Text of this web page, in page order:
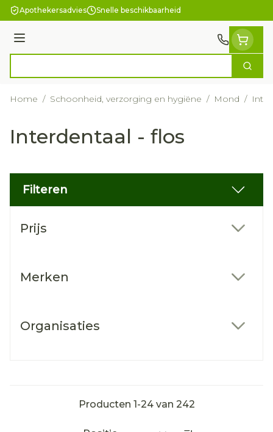
Ga naar de inhoud
Apothekersadvies Snelle beschikbaarheid
Menu
Zoek
Home / Schoonheid, verzorging en hygiëne / Mond /
Interdentaal - flos
Filteren
Prijs
Merken
Organisaties
Producten 1-24van 242